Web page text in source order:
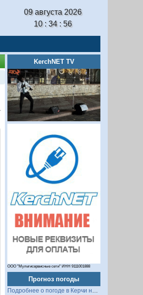
09 августа 2026
10 : 34 : 57
KerchNET TV
ООО "Мультисервисные сети" ИНН 9111001888
Прогноз погоды
Подробнее о погоде в Керчи на 2 недели